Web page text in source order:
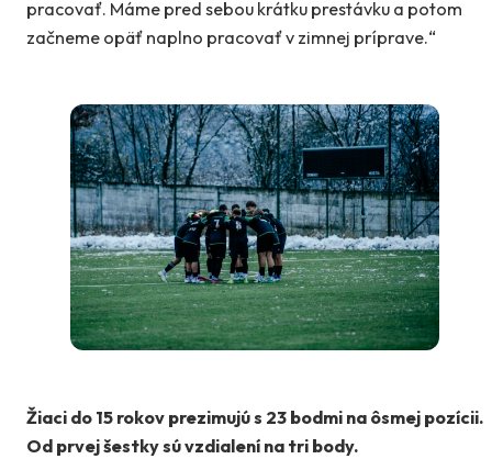
pracovať. Máme pred sebou krátku prestávku a potom
začneme opäť naplno pracovať v zimnej príprave.“
Žiaci do 15 rokov prezimujú s 23 bodmi na ôsmej pozícii.
Od prvej šestky sú vzdialení na tri body.